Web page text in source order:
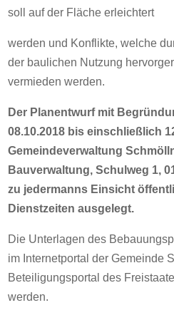
soll auf der Fläche erleichtert
werden und Konflikte, welche
der baulichen Nutzung
vermieden werden.
Der Planentwurf mit
08.10.2018 bis einschließlich
Gemeindeverwaltung
Bauverwaltung, Schulweg 1,
zu jedermanns Einsicht
Dienstzeiten ausgelegt.
Die Unterlagen des
im Internetportal der Gemeinde
Beteiligungsportal des
werden.